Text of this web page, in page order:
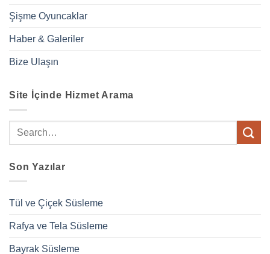
Şişme Oyuncaklar
Haber & Galeriler
Bize Ulaşın
Site İçinde Hizmet Arama
Son Yazılar
Tül ve Çiçek Süsleme
Rafya ve Tela Süsleme
Bayrak Süsleme